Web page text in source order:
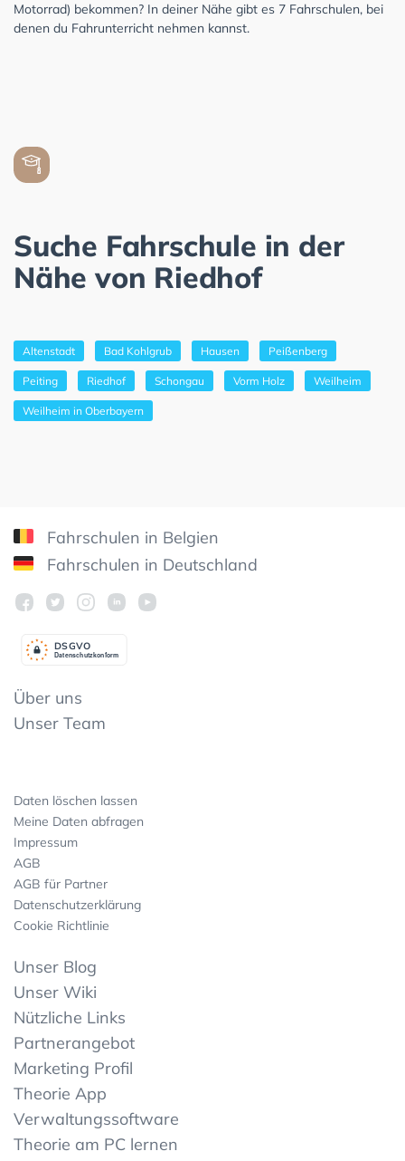
Motorrad) bekommen? In deiner Nähe gibt es 7 Fahrschulen, bei
denen du Fahrunterricht nehmen kannst.
Suche Fahrschule in der
Nähe von Riedhof
Altenstadt Bad Kohlgrub Hausen Peißenberg
Peiting Riedhof Schongau Vorm Holz Weilheim
Weilheim in Oberbayern
Fahrschulen in Belgien
Fahrschulen in Deutschland
Datenschutzkonform
DSGVO
Über uns
Unser Team
Daten löschen lassen
Meine Daten abfragen
Impressum
AGB
AGB für Partner
Datenschutzerklärung
Cookie Richtlinie
Unser Blog
Unser Wiki
Nützliche Links
Partnerangebot
Marketing Profil
Theorie App
Verwaltungssoftware
Theorie am PC lernen